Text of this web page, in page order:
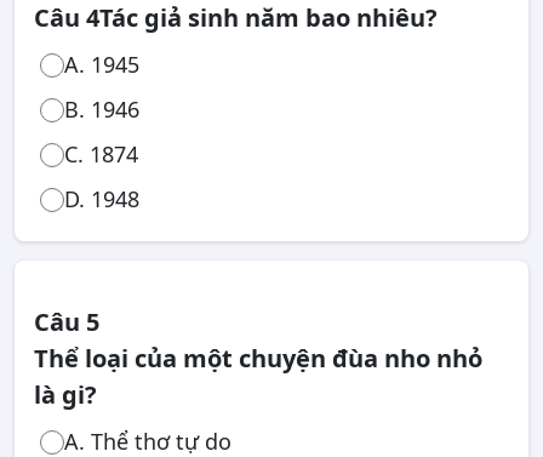
Câu 4Tác giả sinh năm bao nhiêu?
A. 1945
B. 1946
C. 1874
D. 1948
Câu 5
Thể loại của một chuyện đùa nho nhỏ
là gi?
A. Thể thơ tự do